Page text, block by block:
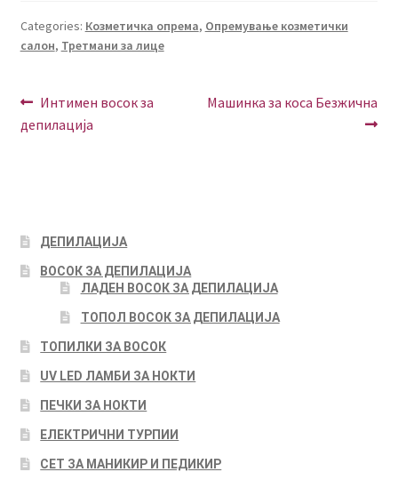
Categories: Козметичка опрема, Опремување козметички
салон, Третмани за лице
POST
NAVIGATION
Previous
post:
Интимен восок за
депилација
Next
Машинка за коса Безжична
ДЕПИЛАЦИЈА
ВОСОК ЗА ДЕПИЛАЦИЈА
ЛАДЕН ВОСОК ЗА ДЕПИЛАЦИЈА
ТОПОЛ ВОСОК ЗА ДЕПИЛАЦИЈА
ТОПИЛКИ ЗА ВОСОК
UV LED ЛАМБИ ЗА НОКТИ
ПЕЧКИ ЗА НОКТИ
ЕЛЕКТРИЧНИ ТУРПИИ
СЕТ ЗА МАНИКИР И ПЕДИКИР